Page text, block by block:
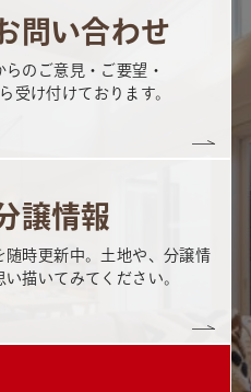
問い合わせ
のご意見・ご要望・
受け付けております。
譲情報
時更新中。土地や、分譲情
描いてみてください。